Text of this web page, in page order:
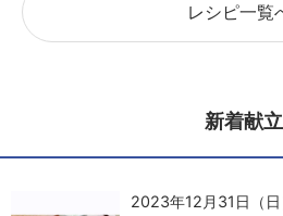
レシピ一覧
新着献立
2023年12月31日（日